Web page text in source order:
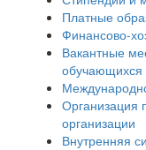
Платные
Финансово-
Вакантные
обучающихся
Организация
организации
Внутренняя